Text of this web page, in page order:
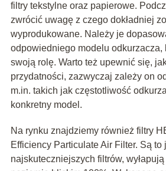
filtry tekstylne oraz papierowe.
zwrócić uwagę z czego dokładniej
wyprodukowane. Należy je
odpowiedniego modelu odkurzacza,
swoją rolę. Warto też upewnić się,
przydatności, zazwyczaj zależy on
m.in. takich jak częstotliwość
konkretny model.
Na rynku znajdziemy również filtry
Efficiency Particulate Air Filter. Są to
najskuteczniejszych filtrów,